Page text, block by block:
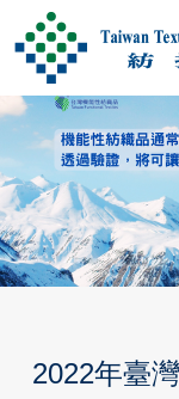
2022年臺